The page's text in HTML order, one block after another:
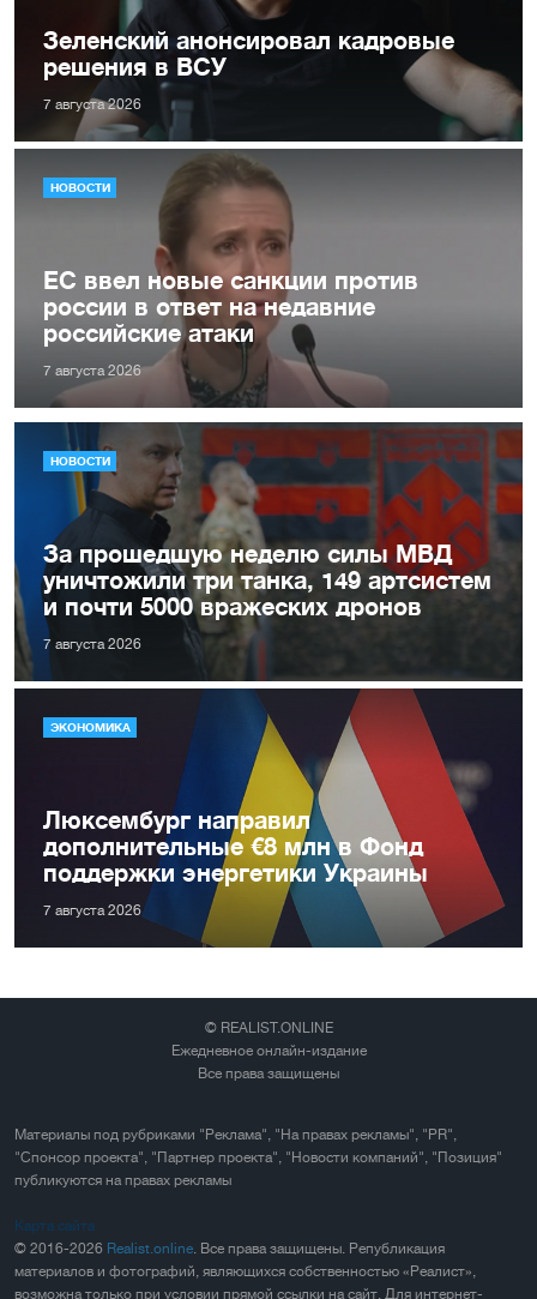
Зеленский анонсировал кадровые
решения в ВСУ
7 августа 2026
НОВОСТИ
ЕС ввел новые санкции против
россии в ответ на недавние
российские атаки
7 августа 2026
НОВОСТИ
За прошедшую неделю силы МВД
уничтожили три танка, 149 артсистем
и почти 5000 вражеских дронов
7 августа 2026
ЭКОНОМИКА
Люксембург направил
дополнительные €8 млн в Фонд
поддержки энергетики Украины
7 августа 2026
© REALIST.ONLINE
Ежедневное онлайн-издание
Все права защищены
Материалы под рубриками "Реклама", "На правах рекламы", "PR",
"Спонсор проекта", "Партнер проекта", "Новости компаний", "Позиция"
публикуются на правах рекламы
Карта сайта
© 2016-2026 Realist.online . Все права защищены. Републикация
материалов и фотографий, являющихся собственностью «Реалист»,
возможна только при условии прямой ссылки на сайт. Для интернет-